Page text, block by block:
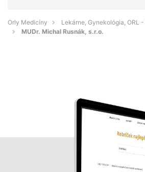
Orly Medicíny
Lekárne, Gynekológia, ORL
MUDr. Michal Rusnák, s.r.o.